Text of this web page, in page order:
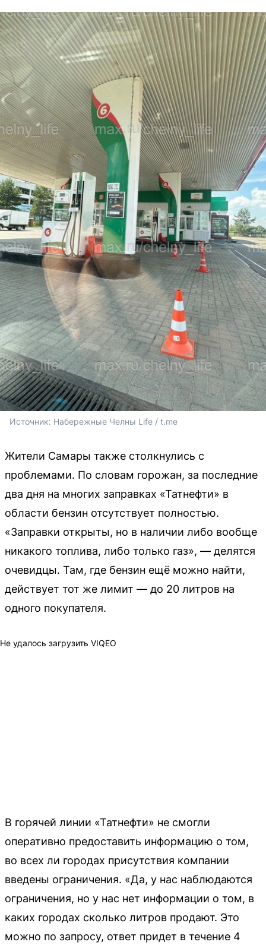
Источник: Набережные Челны Life / t.me
Жители Самары также столкнулись с
проблемами. По словам горожан, за последние
два дня на многих заправках «Татнефти» в
области бензин отсутствует полностью.
«Заправки открыты, но в наличии либо вообще
никакого топлива, либо только газ», — делятся
очевидцы. Там, где бензин ещё можно найти,
действует тот же лимит — до 20 литров на
одного покупателя.
Не удалось загрузить VIQEO
В горячей линии «Татнефти» не смогли
оперативно предоставить информацию о том,
во всех ли городах присутствия компании
введены ограничения. «Да, у нас наблюдаются
ограничения, но у нас нет информации о том, в
каких городах сколько литров продают. Это
можно по запросу, ответ придет в течение 4